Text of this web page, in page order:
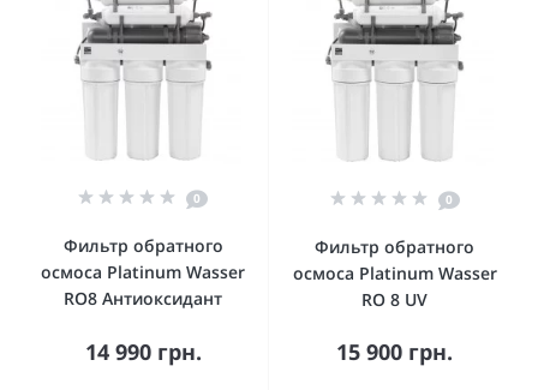
0
Фильтр обратного
осмоса Platinum Wasser
RO8 Антиоксидант
14 990 грн.
0
Фильтр обратного
осмоса Platinum Wasser
RO 8 UV
15 900 грн.